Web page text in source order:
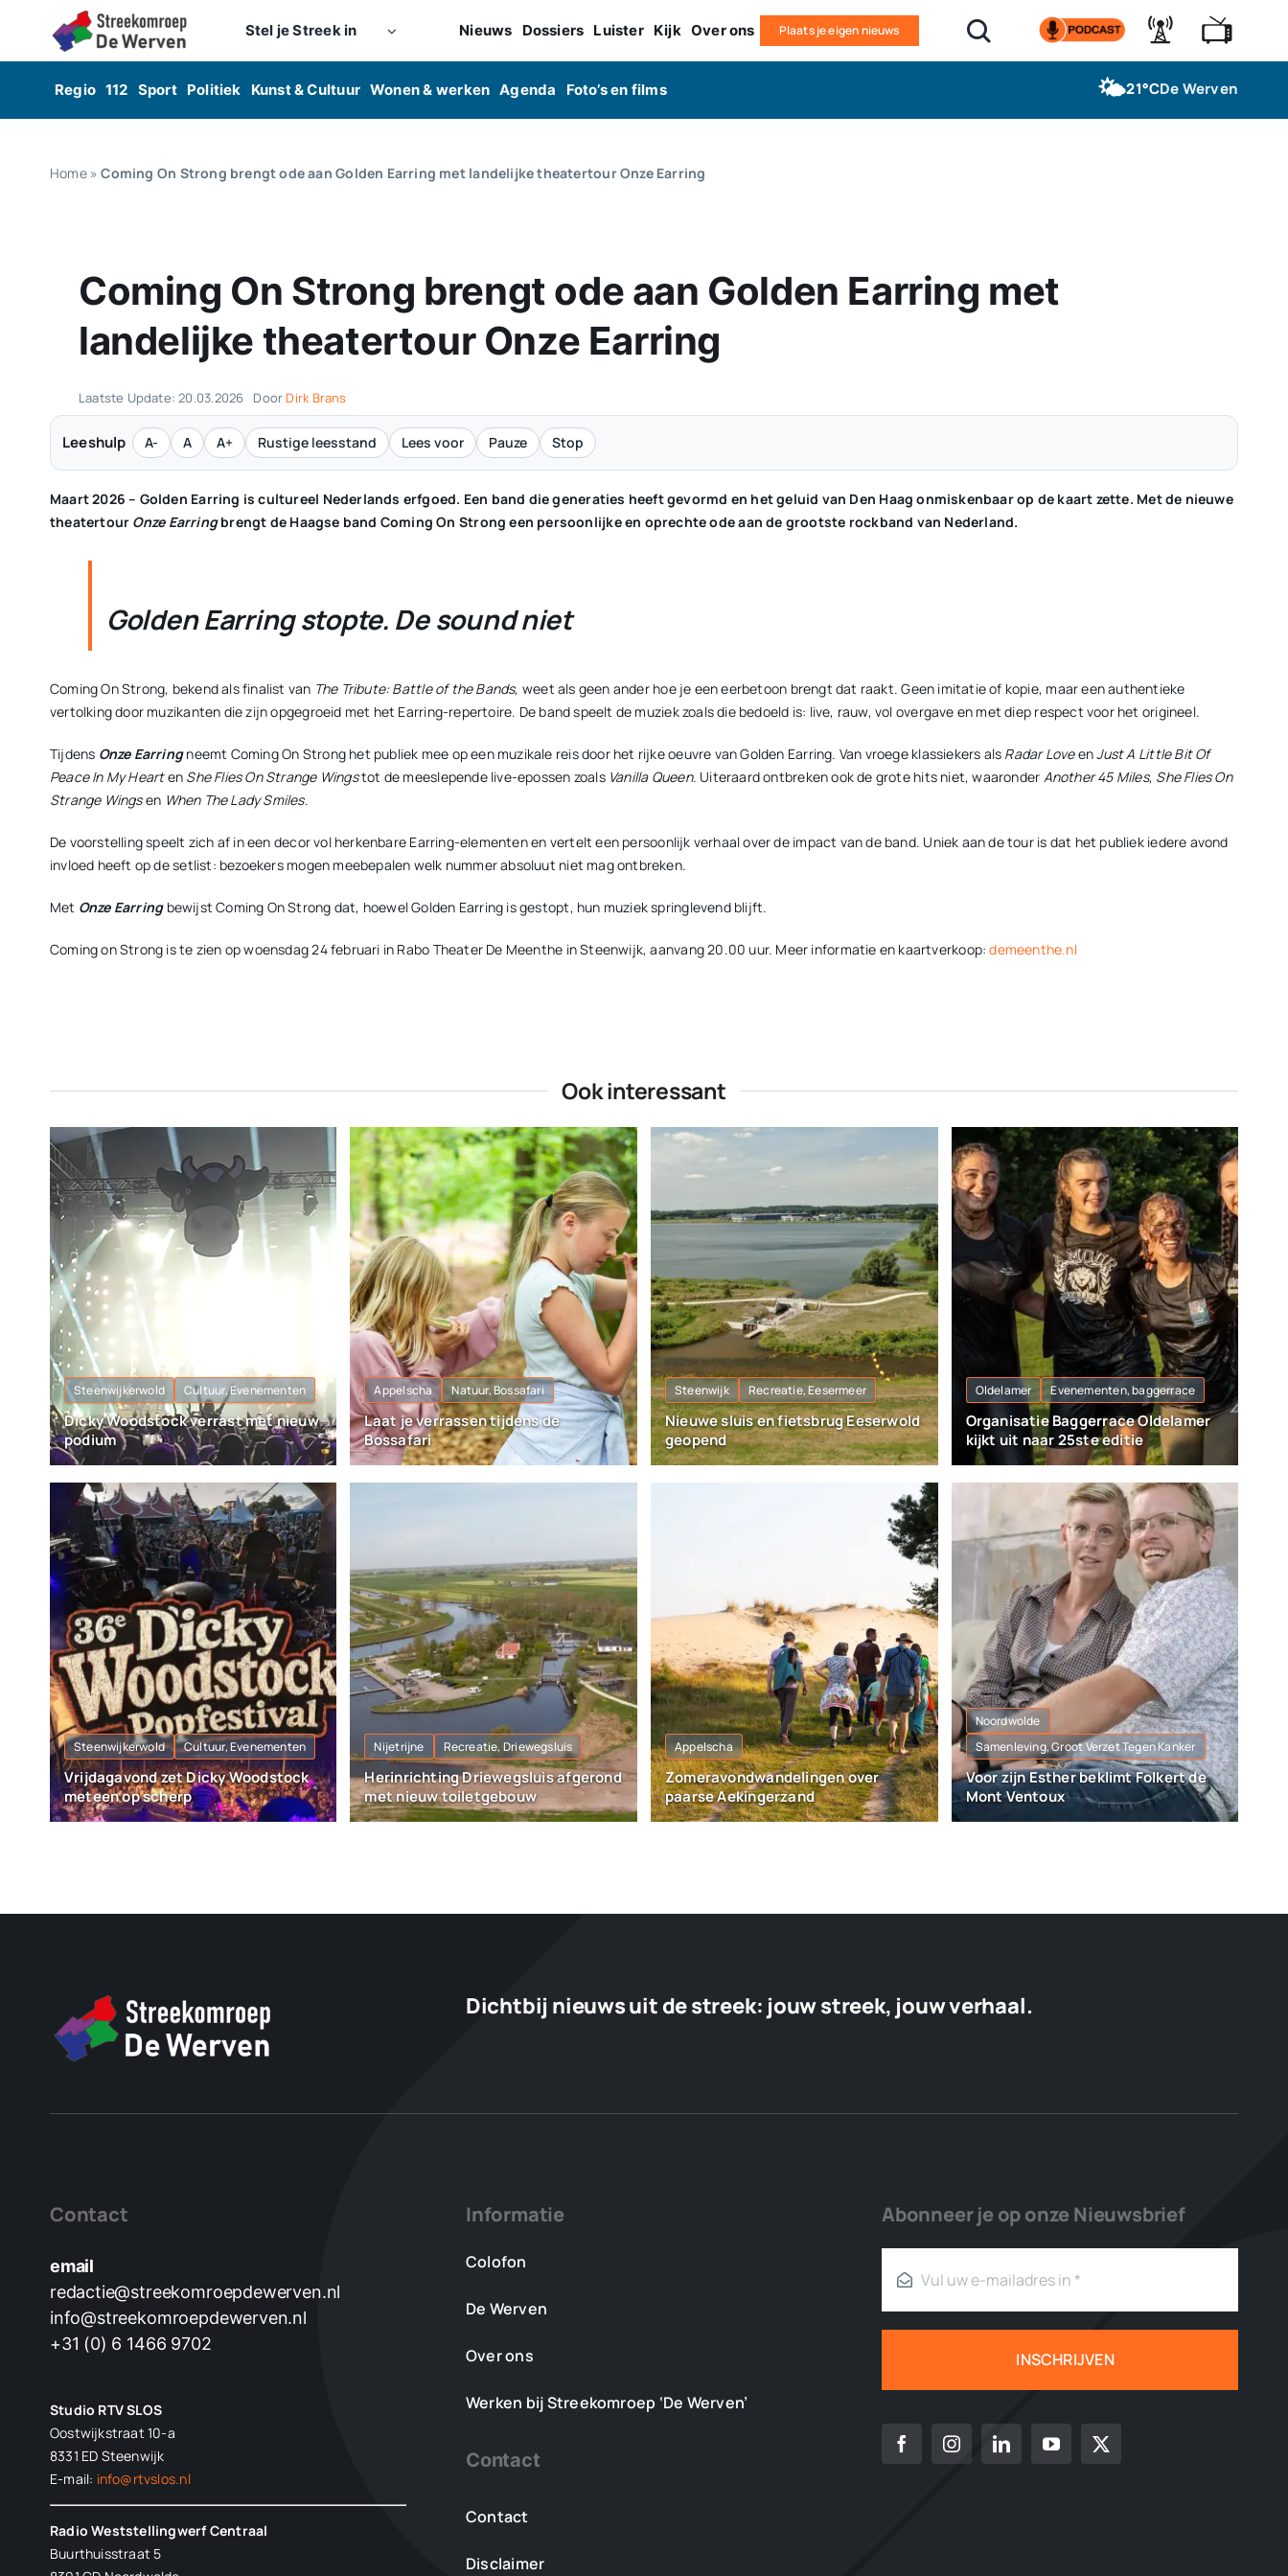
Stel je Streek in Nieuws Dossiers Luister Kijk Over ons Plaats je eigen nieuws
Regio 112 Sport Politiek Kunst & Cultuur Wonen & werken Agenda Foto’s en films 🌤️21°CDe Werven
Home»Coming On Strong brengt ode aan Golden Earring met landelijke theatertour Onze Earring
Coming On Strong brengt ode aan Golden Earring met
landelijke theatertour Onze Earring
Laatste Update: 20.03.2026 Door Dirk Brans
Leeshulp A- A A+ Rustige leesstand Lees voor Pauze Stop
Maart 2026 – Golden Earring is cultureel Nederlands erfgoed. Een band die generaties heeft gevormd en het geluid van Den Haag onmiskenbaar op de kaart zette. Met de nieuwe
theatertour Onze Earringbrengt de Haagse band Coming On Strong een persoonlijke en oprechte ode aan de grootste rockband van Nederland.
Golden Earring stopte. De sound niet
Coming On Strong, bekend als finalist van The Tribute: Battle of the Bands, weet als geen ander hoe je een eerbetoon brengt dat raakt. Geen imitatie of kopie, maar een authentieke
vertolking door muzikanten die zijn opgegroeid met het Earring-repertoire. De band speelt de muziek zoals die bedoeld is: live, rauw, vol overgave en met diep respect voor het origineel.
Tijdens Onze Earringneemt Coming On Strong het publiek mee op een muzikale reis door het rijke oeuvre van Golden Earring. Van vroege klassiekers als Radar LoveenJust A Little Bit Of
Peace In My Hearten She Flies On Strange Wingstot de meeslepende live-epossen zoals Vanilla Queen. Uiteraard ontbreken ook de grote hits niet, waaronder Another 45 Miles, She Flies On
Strange Wingsen When The Lady Smiles.
De voorstelling speelt zich af in een decor vol herkenbare Earring-elementen en vertelt een persoonlijk verhaal over de impact van de band. Uniek aan de tour is dat het publiek iedere avond
invloed heeft op de setlist: bezoekers mogen meebepalen welk nummer absoluut niet mag ontbreken.
Met Onze Earringbewijst Coming On Strong dat, hoewel Golden Earring is gestopt, hun muziek springlevend blijft.
Coming on Strong is te zien op woensdag 24 februari in Rabo Theater De Meenthe in Steenwijk, aanvang 20.00 uur. Meer informatie en kaartverkoop:demeenthe.nl
Ook interessant
Steenwijkerwold Cultuur, Evenementen
Dicky Woodstock verrast met nieuw
podium
Appelscha Natuur, Bossafari
Laat je verrassen tijdens de
Bossafari
Steenwijk Recreatie, Eesermeer
Nieuwe sluis en fietsbrug Eeserwold
geopend
Oldelamer Evenementen, baggerrace
Organisatie Baggerrace Oldelamer
kijkt uit naar 25ste editie
Steenwijkerwold Cultuur, Evenementen
Vrijdagavond zet Dicky Woodstock
meteen op scherp
Nijetrijne Recreatie, Driewegsluis
Herinrichting Driewegsluis afgerond
met nieuw toiletgebouw
Appelscha
Zomeravondwandelingen over
paarse Aekingerzand
Noordwolde
Samenleving, Groot Verzet Tegen Kanker
Voor zijn Esther beklimt Folkert de
Mont Ventoux
Dichtbij nieuws uit de streek: jouw streek, jouw verhaal.
Contact
email
redactie@streekomroepdewerven.nl
info@streekomroepdewerven.nl
+31 (0) 6 1466 9702
Studio RTV SLOS
Oostwijkstraat 10-a
8331 ED Steenwijk
E-mail: info@rtvslos.nl
Radio Weststellingwerf Centraal
Buurthuisstraat 5
Informatie
Colofon
De Werven
Over ons
Werken bij Streekomroep ‘De Werven’
Contact
Contact
Disclaimer
Abonneer je op onze Nieuwsbrief
INSCHRIJVEN